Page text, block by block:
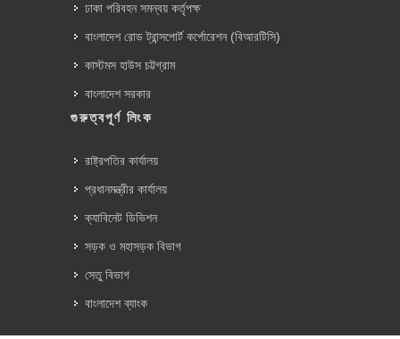
ঢাকা পরিবহন সমন্বয় কর্তৃপক্ষ
বাংলাদেশ রোড ট্রান্সপোর্ট কর্পোরেশন (বিআরটিসি)
কাস্টমস হাউস চট্টগ্রাম
বাংলাদেশ সরকার
গুরুত্বপূর্ণ লিংক
রাষ্ট্রপতির কার্যালয়
প্রধানমন্ত্রীর কার্যালয়
ক্যাবিনেট ডিভিশন
সড়ক ও মহাসড়ক বিভাগ
সেতু বিভাগ
বাংলাদেশ ব্যাংক